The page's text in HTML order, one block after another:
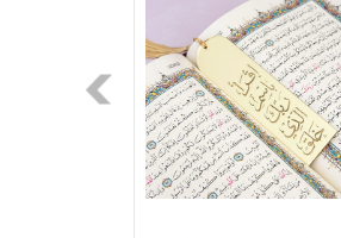
Next